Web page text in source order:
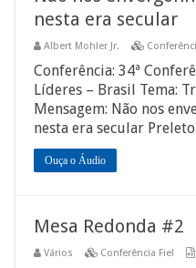
nesta era secular
Albert Mohler Jr.
Conferência: 34ª
Líderes – Brasil Tema:
Mensagem: Não nos
nesta era secular
Ouça o Áudio
Mesa Redonda #2
Vários Conferência Fiel